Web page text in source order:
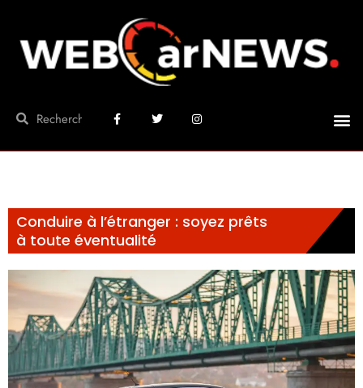
Conduire à l’étranger : soyez prêts
à toute éventualité